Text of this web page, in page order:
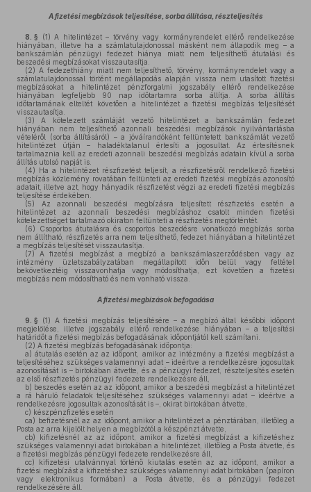
A fizetési megbízások teljesítése, sorba állítása, részteljesítés
8. § (1) A hitelintézet – törvény vagy kormányrendelet eltérő rendelkezése
hiányában, illetve ha a számlatulajdonossal másként nem állapodik meg – a
bankszámlán pénzügyi fedezet hiánya miatt nem teljesíthető átutalási és
beszedési megbízásokat visszautasítja.
(2) A fedezethiány miatt nem teljesíthető, törvény, kormányrendelet vagy a
számlatulajdonossal történt megállapodás alapján vissza nem utasított fizetési
megbízásokat a hitelintézet pénzforgalmi jogszabály eltérő rendelkezése
hiányában legfeljebb 90 nap időtartamra sorba állítja. A sorba állítás
időtartamának elteltét követően a hitelintézet a fizetési megbízás teljesítését
visszautasítja.
(3) A kötelezett számláját vezető hitelintézet a bankszámlán fedezet
hiányában nem teljesíthető azonnali beszedési megbízások nyilvántartásba
vételéről (sorba állításáról) – a jóváírandóként feltüntetett bankszámlát vezető
hitelintézet útján – haladéktalanul értesíti a jogosultat. Az értesítésnek
tartalmaznia kell az eredeti azonnali beszedési megbízás adatain kívül a sorba
állítás utolsó napját is.
(4) Ha a hitelintézet részfizetést teljesít, a részfizetésről rendelkező fizetési
megbízás közlemény rovatában feltünteti az eredeti fizetési megbízás azonosító
adatait, illetve azt, hogy hányadik részfizetést végzi az eredeti fizetési megbízás
teljesítése érdekében.
(5) Az azonnali beszedési megbízásra teljesített részfizetés esetén a
hitelintézet az azonnali beszedési megbízáshoz csatolt minden fizetési
kötelezettséget tartalmazó okiraton feltünteti a részfizetés megtörténtét.
(6) Csoportos átutalásra és csoportos beszedésre vonatkozó megbízás sorba
nem állítható, részfizetés arra nem teljesíthető, fedezet hiányában a hitelintézet
a megbízás teljesítését visszautasítja.
(7) A fizetési megbízást a megbízó a bankszámlaszerződésben vagy az
intézmény üzletszabályzatában megállapított időn belül vagy feltétel
bekövetkeztéig visszavonhatja vagy módosíthatja, ezt követően a fizetési
megbízás nem módosítható és nem vonható vissza.
A fizetési megbízások befogadása
9. § (1) A fizetési megbízás teljesítésére – a megbízó által későbbi időpont
megjelölése, illetve jogszabály eltérő rendelkezése hiányában – a teljesítési
határidőt a fizetési megbízás befogadásának időpontjától kell számítani.
(2) A fizetési megbízás befogadásának időpontja:
a) átutalás esetén az az időpont, amikor az intézmény a fizetési megbízást a
teljesítéséhez szükséges valamennyi adat – ideértve a rendelkezésre jogosultak
azonosítását is – birtokában átvette, és a pénzügyi fedezet, részteljesítés esetén
az első részfizetés pénzügyi fedezete rendelkezésre áll,
b) beszedés esetén az az időpont, amikor a beszedési megbízást a hitelintézet
a rá háruló feladatok teljesítéséhez szükséges valamennyi adat – ideértve a
rendelkezésre jogosultak azonosítását is –, okirat birtokában átvette,
c) készpénzfizetés esetén
ca) befizetésnél az az időpont, amikor a hitelintézet a pénztárában, illetőleg a
Posta az arra kijelölt helyen a megbízótól a készpénzt átvette,
cb) kifizetésnél az az időpont, amikor a fizetési megbízást a kifizetéshez
szükséges valamennyi adat birtokában a hitelintézet, illetőleg a Posta átvette, és
a fizetési megbízás pénzügyi fedezete rendelkezésre áll,
cc) kifizetési utalvánnyal történő kiutalás esetén az az időpont, amikor a
fizetési megbízást a kifizetéshez szükséges valamennyi adat birtokában (papíron
vagy elektronikus formában) a Posta átvette, és a pénzügyi fedezet
rendelkezésére áll.